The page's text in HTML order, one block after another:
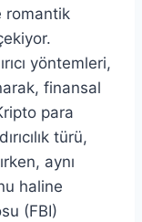
romantik
yöntemleri,
finansal
para
türü,
aynı
haline
(FBI)